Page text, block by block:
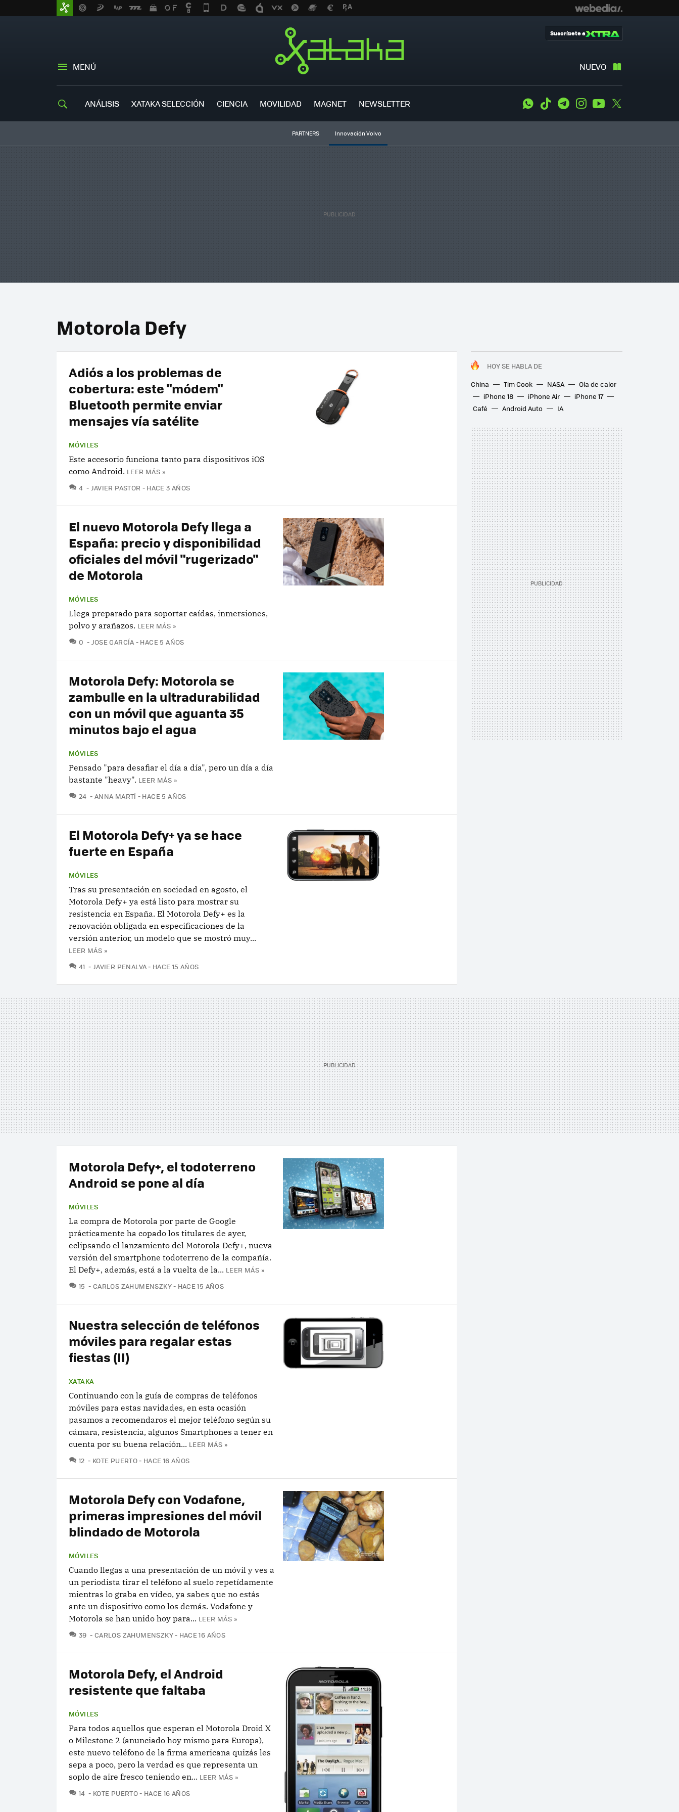
MENÚ NUEVO
Suscríbete a
ANÁLISIS XATAKA SELECCIÓN CIENCIA MOVILIDAD MAGNET NEWSLETTER WhatsApp
Tiktok TelegramInstagramYoutube
PARTNERS Innovación Volvo
Motorola Defy
HOY SE HABLA DE
China
Tim Cook NASA
Ola de calor
iPhone 18
iPhone Air
iPhone 17
Café
Android Auto IA
Adiós a los problemas de
cobertura: este "módem"
Bluetooth permite enviar
mensajes vía satélite
MÓVILES
Este accesorio funciona tanto para dispositivos iOS
como Android. LEER MÁS »
4 COMENTARIOS
JAVIER PASTOR HACE 3 AÑOS
El nuevo Motorola Defy llega a
España: precio y disponibilidad
oficiales del móvil "rugerizado"
de Motorola
MÓVILES
Llega preparado para soportar caídas, inmersiones,
polvo y arañazos. LEER MÁS »
0 COMENTARIOS
JOSE GARCÍA HACE 5 AÑOS
Motorola Defy: Motorola se
zambulle en la ultradurabilidad
con un móvil que aguanta 35
minutos bajo el agua
MÓVILES
Pensado "para desafiar el día a día", pero un día a día
bastante "heavy". LEER MÁS »
24 COMENTARIOS
ANNA MARTÍ HACE 5 AÑOS
El Motorola Defy+ ya se hace
fuerte en España
MÓVILES
Tras su presentación en sociedad en agosto, el
Motorola Defy+ ya está listo para mostrar su
resistencia en España. El Motorola Defy+ es la
renovación obligada en especificaciones de la
versión anterior, un modelo que se mostró muy...
LEER MÁS »
41 COMENTARIOS
JAVIER PENALVA HACE 15 AÑOS
Motorola Defy+, el todoterreno
Android se pone al día
MÓVILES
La compra de Motorola por parte de Google
prácticamente ha copado los titulares de ayer,
eclipsando el lanzamiento del Motorola Defy+, nueva
versión del smartphone todoterreno de la compañía.
El Defy+, además, está a la vuelta de la... LEER MÁS »
15 COMENTARIOS
CARLOS ZAHUMENSZKY HACE 15 AÑOS
Nuestra selección de teléfonos
móviles para regalar estas
fiestas (II)
XATAKA
Continuando con la guía de compras de teléfonos
móviles para estas navidades, en esta ocasión
pasamos a recomendaros el mejor teléfono según su
cámara, resistencia, algunos Smartphones a tener en
cuenta por su buena relación... LEER MÁS »
12 COMENTARIOS
KOTE PUERTO HACE 16 AÑOS
Motorola Defy con Vodafone,
primeras impresiones del móvil
blindado de Motorola
MÓVILES
Cuando llegas a una presentación de un móvil y ves a
un periodista tirar el teléfono al suelo repetídamente
mientras lo graba en vídeo, ya sabes que no estás
ante un dispositivo como los demás. Vodafone y
Motorola se han unido hoy para... LEER MÁS »
39 COMENTARIOS
CARLOS ZAHUMENSZKY HACE 16 AÑOS
Motorola Defy, el Android
resistente que faltaba
MÓVILES
Para todos aquellos que esperan el Motorola Droid X
o Milestone 2 (anunciado hoy mismo para Europa),
este nuevo teléfono de la firma americana quizás les
sepa a poco, pero la verdad es que representa un
soplo de aire fresco teniendo en... LEER MÁS »
14 COMENTARIOS
KOTE PUERTO HACE 16 AÑOS